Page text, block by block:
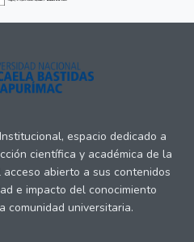
espacio dedicado a
científica y académica de la
abierto a sus contenidos
e impacto del conocimiento
comunidad universitaria.